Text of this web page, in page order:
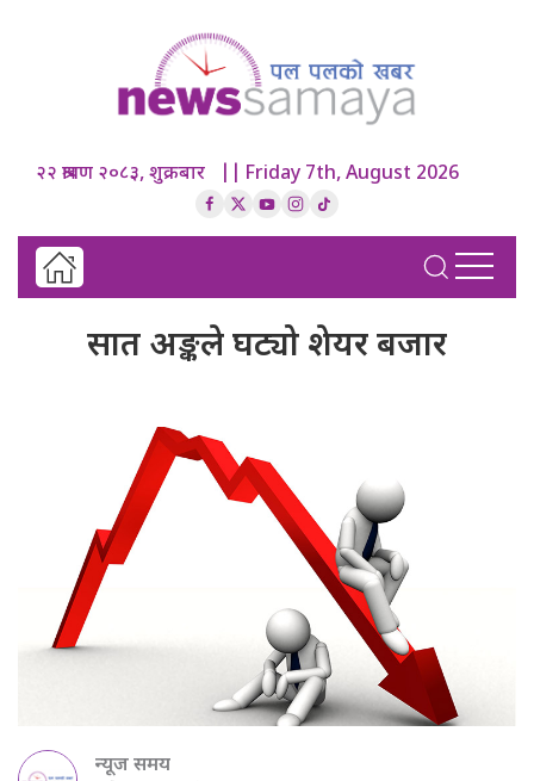
२२ श्रावण २०८३, शुक्रबार || Friday 7th, August 2026
सात अङ्कले घट्यो शेयर बजार
न्यूज समय